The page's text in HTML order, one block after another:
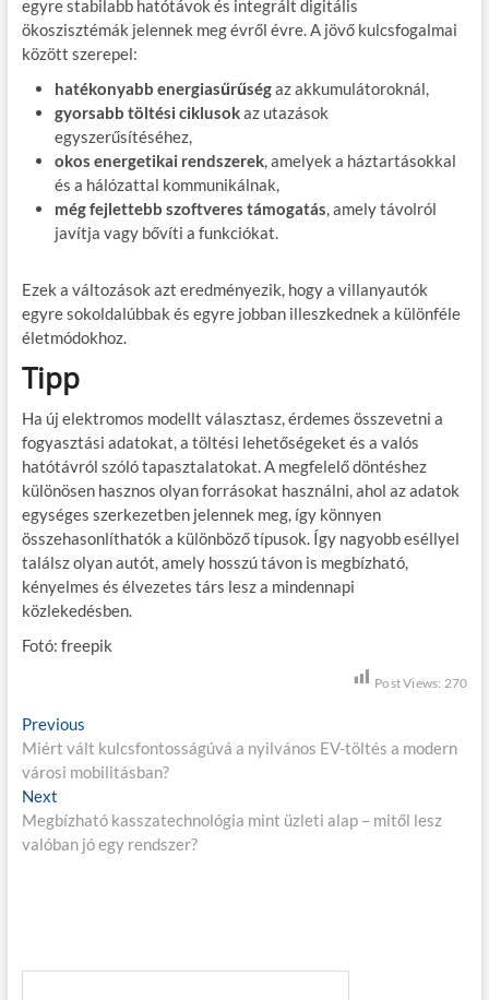
egyre stabilabb hatótávok és integrált digitális
ökoszisztémák jelennek meg évről évre. A jövő kulcsfogalmai
között szerepel:
hatékonyabb energiasűrűségaz akkumulátoroknál,
gyorsabb töltési ciklusokaz utazások
egyszerűsítéséhez,
okos energetikai rendszerek, amelyek a háztartásokkal
és a hálózattal kommunikálnak,
még fejlettebb szoftveres támogatás, amely távolról
javítja vagy bővíti a funkciókat.
Ezek a változások azt eredményezik, hogy a villanyautók
egyre sokoldalúbbak és egyre jobban illeszkednek a különféle
életmódokhoz.
Tipp
Ha új elektromos modellt választasz, érdemes összevetni a
fogyasztási adatokat, a töltési lehetőségeket és a valós
hatótávról szóló tapasztalatokat. A megfelelő döntéshez
különösen hasznos olyan forrásokat használni, ahol az adatok
egységes szerkezetben jelennek meg, így könnyen
összehasonlíthatók a különböző típusok. Így nagyobb eséllyel
találsz olyan autót, amely hosszú távon is megbízható,
kényelmes és élvezetes társ lesz a mindennapi
közlekedésben.
Fotó: freepik
Post Views: 270
B
e
j
e
é
Previous
r
e
i
o
Miért vált kulcsfontosságúvá a nyilvános EV-töltés a modern
városi mobilitásban?
Next
e
x
Megbízható kasszatechnológia mint üzleti alap – mitől lesz
valóban jó egy rendszer?